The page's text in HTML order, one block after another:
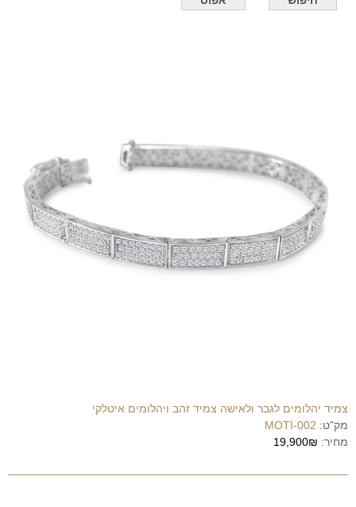
צמיד יהלומים לגבר ולאישה צמיד זהב ויהלומים איטלקי
מק"ט: MOTI-002
מחיר: 19,900₪